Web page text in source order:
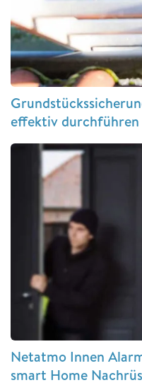
effektiv durchführen
Netatmo Innen
smart Home